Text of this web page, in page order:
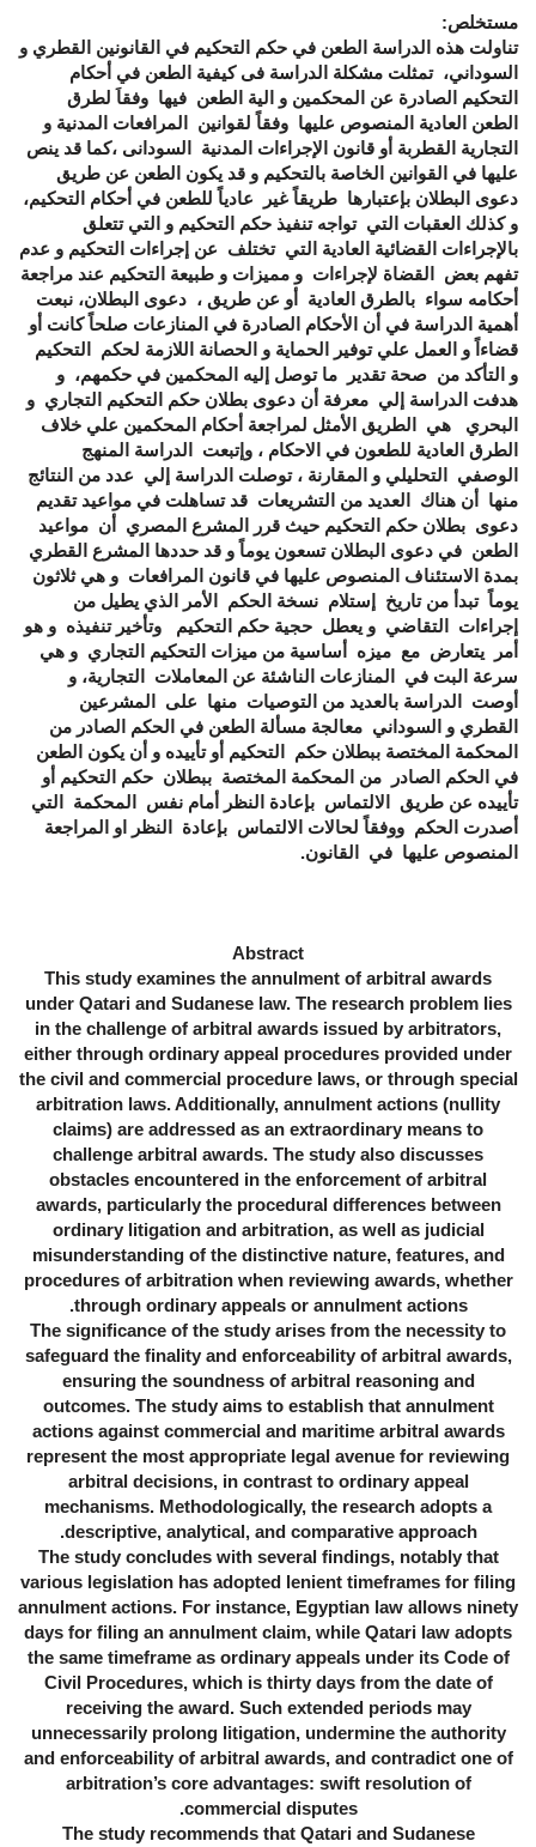
مستخلص:
تناولت هذه الدراسة الطعن في حكم التحكيم في القانونين القطري و
السوداني، تمثلت مشكلة الدراسة فى كيفية الطعن في أحكام
التحكيم الصادرة عن المحكمين و الية الطعن فيها وفقاَ لطرق
الطعن العادية المنصوص عليها وفقاً لقوانين المرافعات المدنية و
التجارية القطربة أو قانون الإجراءات المدنية السودانى ،كما قد ينص
عليها في القوانين الخاصة بالتحكيم و قد يكون الطعن عن طريق
دعوى البطلان بإعتبارها طريقاً غير عادياً للطعن في أحكام التحكيم،
و كذلك العقبات التي تواجه تنفيذ حكم التحكيم و التي تتعلق
بالإجراءات القضائية العادية التي تختلف عن إجراءات التحكيم و عدم
تفهم بعض القضاة لإجراءات و مميزات و طبيعة التحكيم عند مراجعة
أحكامه سواء بالطرق العادية أو عن طريق ، دعوى البطلان، نبعت
أهمية الدراسة في أن الأحكام الصادرة في المنازعات صلحاً كانت أو
قضاءاً و العمل علي توفير الحماية و الحصانة اللازمة لحكم التحكيم
و التأكد من صحة تقدير ما توصل إليه المحكمين في حكمهم، و
هدفت الدراسة إلي معرفة أن دعوى بطلان حكم التحكيم التجاري و
البحري هي الطريق الأمثل لمراجعة أحكام المحكمين علي خلاف
الطرق العادية للطعون في الاحكام ، وإتبعت الدراسة المنهج
الوصفي التحليلي و المقارنة ، توصلت الدراسة إلي عدد من النتائج
منها أن هناك العديد من التشريعات قد تساهلت في مواعيد تقديم
دعوى بطلان حكم التحكيم حيث قرر المشرع المصري أن مواعيد
الطعن في دعوى البطلان تسعون يوماً و قد حددها المشرع القطري
بمدة الاستئناف المنصوص عليها في قانون المرافعات و هي ثلاثون
يوماً تبدأ من تاريخ إستلام نسخة الحكم الأمر الذي يطيل من
إجراءات التقاضي و يعطل حجية حكم التحكيم وتأخير تنفيذه و هو
أمر يتعارض مع ميزه أساسية من ميزات التحكيم التجاري و هي
سرعة البت في المنازعات الناشئة عن المعاملات التجارية، و
أوصت الدراسة بالعديد من التوصيات منها على المشرعين
القطري و السوداني معالجة مسألة الطعن في الحكم الصادر من
المحكمة المختصة ببطلان حكم التحكيم أو تأييده و أن يكون الطعن
في الحكم الصادر من المحكمة المختصة ببطلان حكم التحكيم أو
تأييده عن طريق الالتماس بإعادة النظر أمام نفس المحكمة التي
أصدرت الحكم ووفقاً لحالات الالتماس بإعادة النظر او المراجعة
المنصوص عليها في القانون.
Abstract
This study examines the annulment of arbitral awards
under Qatari and Sudanese law. The research problem lies
in the challenge of arbitral awards issued by arbitrators,
either through ordinary appeal procedures provided under
the civil and commercial procedure laws, or through special
arbitration laws. Additionally, annulment actions (nullity
claims) are addressed as an extraordinary means to
challenge arbitral awards. The study also discusses
obstacles encountered in the enforcement of arbitral
awards, particularly the procedural differences between
ordinary litigation and arbitration, as well as judicial
misunderstanding of the distinctive nature, features, and
procedures of arbitration when reviewing awards, whether
through ordinary appeals or annulment actions.
The significance of the study arises from the necessity to
safeguard the finality and enforceability of arbitral awards,
ensuring the soundness of arbitral reasoning and
outcomes. The study aims to establish that annulment
actions against commercial and maritime arbitral awards
represent the most appropriate legal avenue for reviewing
arbitral decisions, in contrast to ordinary appeal
mechanisms. Methodologically, the research adopts a
descriptive, analytical, and comparative approach.
The study concludes with several findings, notably that
various legislation has adopted lenient timeframes for filing
annulment actions. For instance, Egyptian law allows ninety
days for filing an annulment claim, while Qatari law adopts
the same timeframe as ordinary appeals under its Code of
Civil Procedures, which is thirty days from the date of
receiving the award. Such extended periods may
unnecessarily prolong litigation, undermine the authority
and enforceability of arbitral awards, and contradict one of
arbitration’s core advantages: swift resolution of
commercial disputes.
The study recommends that Qatari and Sudanese